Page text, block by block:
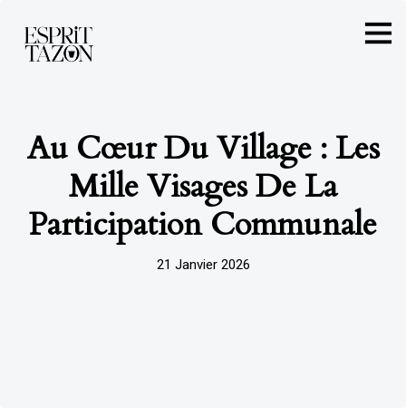
Au Cœur Du Village : Les
Mille Visages De La
Participation Communale
21 Janvier 2026